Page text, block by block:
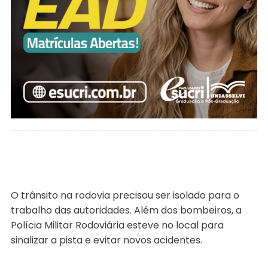
O trânsito na rodovia precisou ser isolado para o
trabalho das autoridades. Além dos bombeiros, a
Polícia Militar Rodoviária esteve no local para
sinalizar a pista e evitar novos acidentes.